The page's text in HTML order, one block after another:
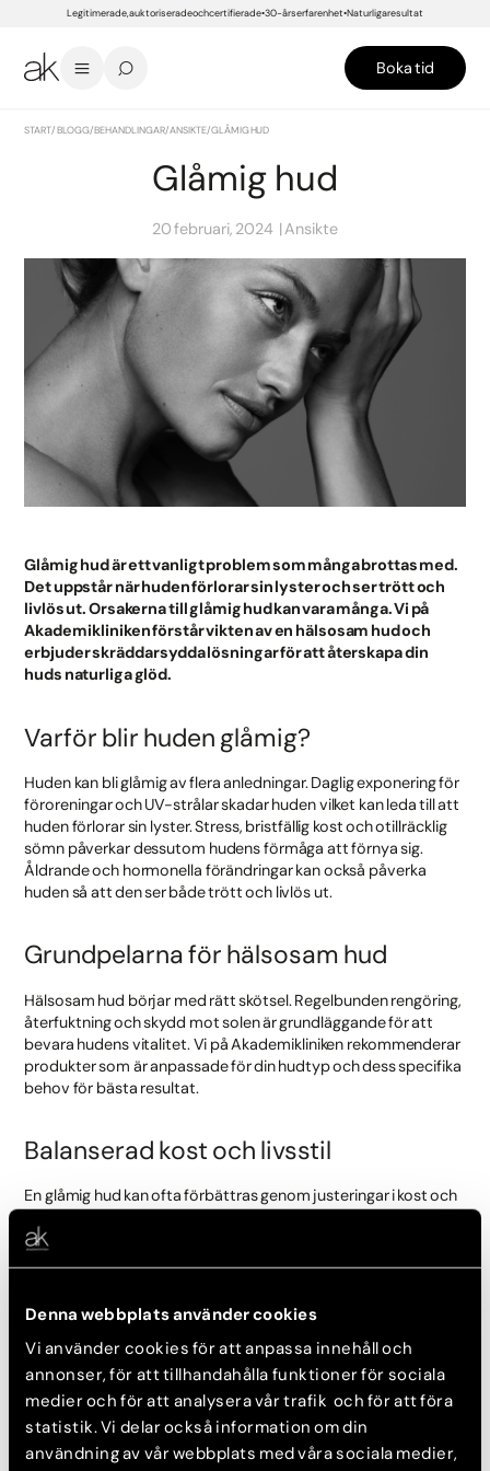
Denna webbplats använder cookies
Vi använder cookies för att anpassa innehåll och
annonser, för att tillhandahålla funktioner för sociala
medier och för att analysera vår trafik och för att föra
statistik. Vi delar också information om din
användning av vår webbplats med våra sociala medier,
Legitimerade, auktoriserade och certifierade 30-års erfarenhet Naturliga resultat
Boka tid
START/BLOGG/BEHANDLINGAR/ANSIKTE/GLÅMIG HUD
Glåmig hud
20 februari, 2024 Ansikte
Glåmig hud är ett vanligt problem som många brottas med.
Det uppstår när huden förlorar sin lyster och ser trött och
livlös ut. Orsakerna till glåmig hud kan vara många. Vi på
Akademikliniken förstår vikten av en hälsosam hud och
erbjuder skräddarsydda lösningar för att återskapa din
huds naturliga glöd.
Varför blir huden glåmig?
Huden kan bli glåmig av flera anledningar. Daglig exponering för
föroreningar och UV-strålar skadar huden vilket kan leda till att
huden förlorar sin lyster. Stress, bristfällig kost och otillräcklig
sömn påverkar dessutom hudens förmåga att förnya sig.
Åldrande och hormonella förändringar kan också påverka
huden så att den ser både trött och livlös ut.
Grundpelarna för hälsosam hud
Hälsosam hud börjar med rätt skötsel. Regelbunden rengöring,
återfuktning och skydd mot solen är grundläggande för att
bevara hudens vitalitet. Vi på Akademikliniken rekommenderar
produkter som är anpassade för din hudtyp och dess specifika
behov för bästa resultat.
Balanserad kost och livsstil
En glåmig hud kan ofta förbättras genom justeringar i kost och
vattenintag och adekvat sömn är avgörande för hudens hälsa.
Skräddarsydda hudvårdsrutiner
Varje hud är unik och kräver individuell omvårdnad. Våra
experter hjälper dig att utforma en personlig hudvårdsrutin
som passar just din hudtyp. Vi erbjuder även rådgivning om hur
du kan integrera dessa rutiner i din dagliga livsstil för optimala